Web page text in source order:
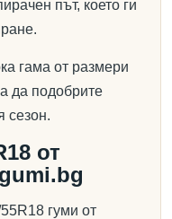
път, което ги
гама от размери
да подобрите
сезон.
от
гуми от